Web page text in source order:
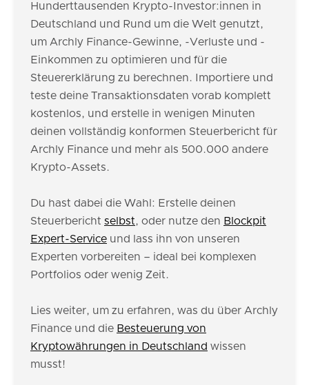
Hunderttausenden Krypto-Investor:innen in
Deutschland und Rund um die Welt genutzt,
um Archly Finance-Gewinne, -Verluste und -
Einkommen zu optimieren und für die
Steuererklärung zu berechnen. Importiere und
teste deine Transaktionsdaten vorab komplett
kostenlos, und erstelle in wenigen Minuten
deinen vollständig konformen Steuerbericht für
Archly Finance und mehr als 500.000 andere
Krypto-Assets.
Du hast dabei die Wahl: Erstelle deinen
Steuerbericht selbst, oder nutze den Blockpit
Expert-Service und lass ihn von unseren
Experten vorbereiten – ideal bei komplexen
Portfolios oder wenig Zeit.
Lies weiter, um zu erfahren, was du über Archly
Finance und die Besteuerung von
Kryptowährungen in Deutschland wissen
musst!